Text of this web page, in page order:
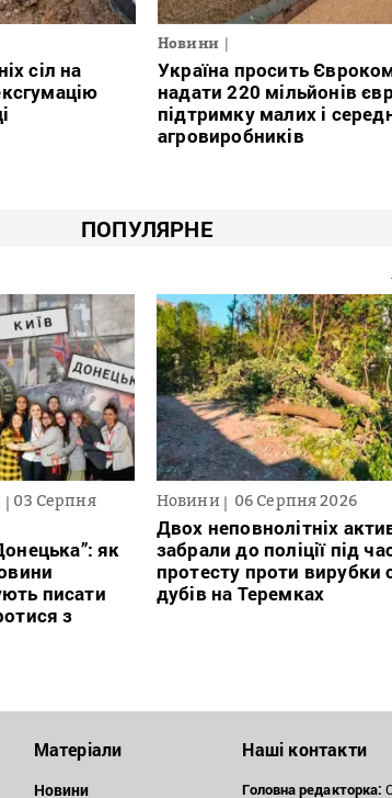
сіл на
Новини
Україна просить
надати 220 мільйонів
підтримку малих і
агровиробників
ПОПУЛЯРНЕ
03 Серпня
як
писати
з
Новини 06 Серпня 2026
Двох неповнолітніх
забрали до поліції під
протесту проти вирубки
дубів на Теремках
Матеріали
Новини
Наші контакти
Головна редакторка: